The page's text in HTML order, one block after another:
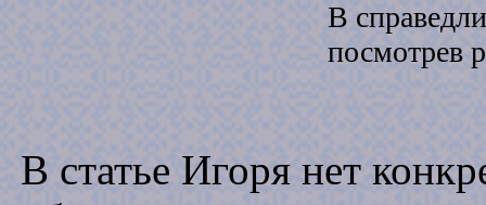
В
посмотрев
В статье Игоря нет